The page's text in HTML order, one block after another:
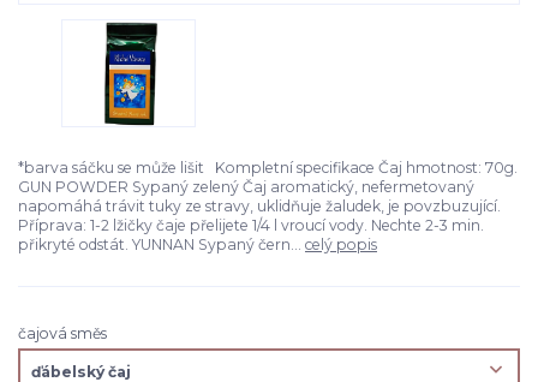
*barva sáčku se může lišit Kompletní specifikace Čaj hmotnost: 70g.
GUN POWDER Sypaný zelený Čaj aromatický, nefermetovaný
napomáhá trávit tuky ze stravy, uklidňuje žaludek, je povzbuzující.
Příprava: 1-2 lžičky čaje přelijete 1/4 l vroucí vody. Nechte 2-3 min.
přikryté odstát. YUNNAN Sypaný čern... celý popis
čajová směs